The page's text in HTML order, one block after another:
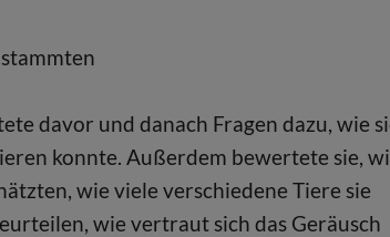
davor und danach Fragen dazu, wie
konnte. Außerdem bewertete sie,
wie viele verschiedene Tiere sie
wie vertraut sich das Geräusch